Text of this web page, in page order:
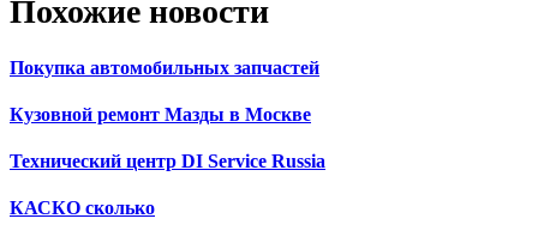
Похожие новости
Покупка автомобильных запчастей
Кузовной ремонт Мазды в Москве
Технический центр DI Service Russia
КАСКО сколько